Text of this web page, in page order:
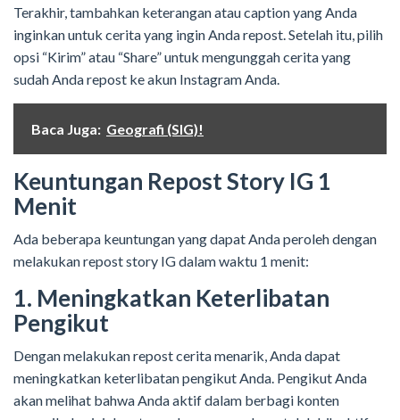
Terakhir, tambahkan keterangan atau caption yang Anda
inginkan untuk cerita yang ingin Anda repost. Setelah itu, pilih
opsi “Kirim” atau “Share” untuk mengunggah cerita yang
sudah Anda repost ke akun Instagram Anda.
Baca Juga: Geografi (SIG)!
Keuntungan Repost Story IG 1
Menit
Ada beberapa keuntungan yang dapat Anda peroleh dengan
melakukan repost story IG dalam waktu 1 menit:
1. Meningkatkan Keterlibatan
Pengikut
Dengan melakukan repost cerita menarik, Anda dapat
meningkatkan keterlibatan pengikut Anda. Pengikut Anda
akan melihat bahwa Anda aktif dalam berbagi konten